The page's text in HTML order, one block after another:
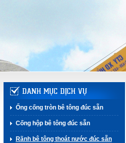
DANH MỤC DỊCH VỤ
Ống cống tròn bê tông đúc sẵn
Cống hộp bê tông đúc sẵn
Rãnh bê tông thoát nước đúc sẵn